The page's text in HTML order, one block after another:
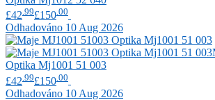
£42.99£150.00
Odhadováno 10 Aug 2026
Optika Mj1001 51 003
£42 .99£150 .00
Odhadováno 10 Aug 2026